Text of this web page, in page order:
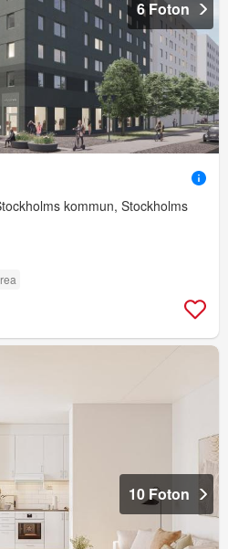
6 Foton
kommun, Stockholms
10 Foton